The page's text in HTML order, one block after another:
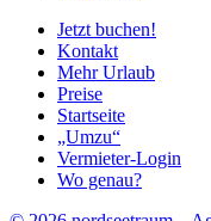
Jetzt buchen!
Kontakt
Mehr Urlaub
Preise
Startseite
„Umzu“
Vermieter-Login
Wo genau?